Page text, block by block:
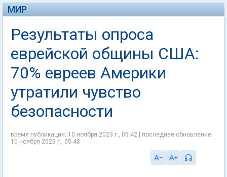
МИР
Результаты опроса
еврейской общины США:
70% евреев Америки
утратили чувство
безопасности
время публикации: 10 ноября 2023 г., 05:42 | последнее обновление:
10 ноября 2023 г., 05:48